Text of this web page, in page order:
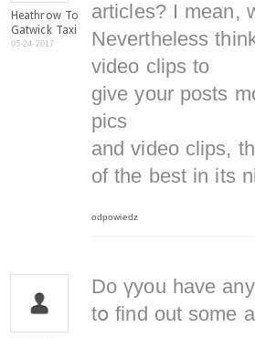
Heathrow To
Gatwick Taxi
05-24-2017
articles? I mean,
Nevertheless
video clips to
give your posts
pics
and video clips,
of the best in its
odpowiedz
Do үyou have
tօ find out some